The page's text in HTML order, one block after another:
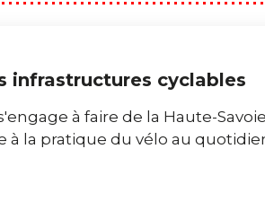
infrastructures cyclables
à faire de la Haute-
à la pratique du vélo au